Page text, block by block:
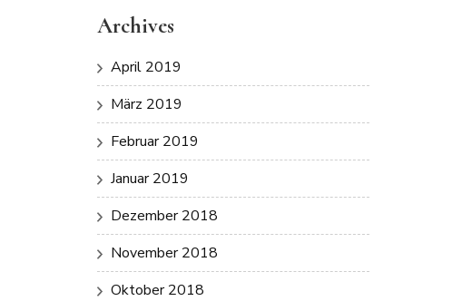
Archives
April 2019
März 2019
Februar 2019
Januar 2019
Dezember 2018
November 2018
Oktober 2018